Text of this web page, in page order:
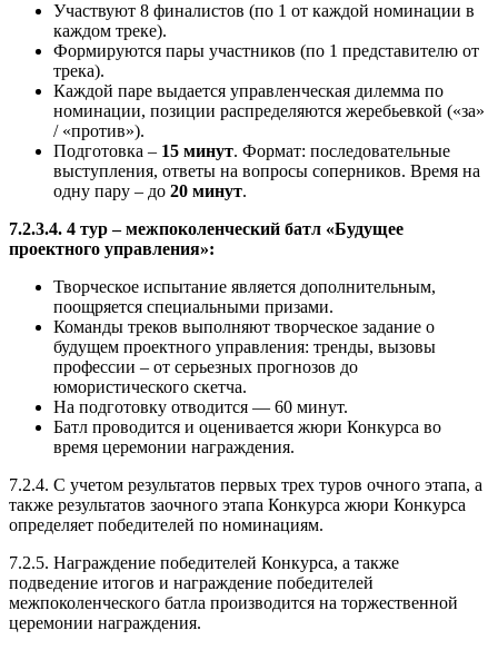
Участвуют 8 финалистов (по 1 от каждой номинации в
каждом треке).
Формируются пары участников (по 1 представителю от
трека).
Каждой паре выдается управленческая дилемма по
номинации, позиции распределяются жеребьевкой («за»
/ «против»).
Подготовка – 15 минут. Формат: последовательные
выступления, ответы на вопросы соперников. Время на
одну пару – до 20 минут.
7.2.3.4. 4 тур – межпоколенческий батл «Будущее
проектного управления»:
Творческое испытание является дополнительным,
поощряется специальными призами.
Команды треков выполняют творческое задание о
будущем проектного управления: тренды, вызовы
профессии – от серьезных прогнозов до
юмористического скетча.
На подготовку отводится — 60 минут.
Батл проводится и оценивается жюри Конкурса во
время церемонии награждения.
7.2.4. С учетом результатов первых трех туров очного этапа, а
также результатов заочного этапа Конкурса жюри Конкурса
определяет победителей по номинациям.
7.2.5. Награждение победителей Конкурса, а также
подведение итогов и награждение победителей
межпоколенческого батла производится на торжественной
церемонии награждения.